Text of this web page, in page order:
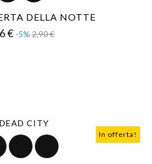
DELLA NOTTE
€ Prezzo
-5% 2,90 €Prezzo
In offerta!